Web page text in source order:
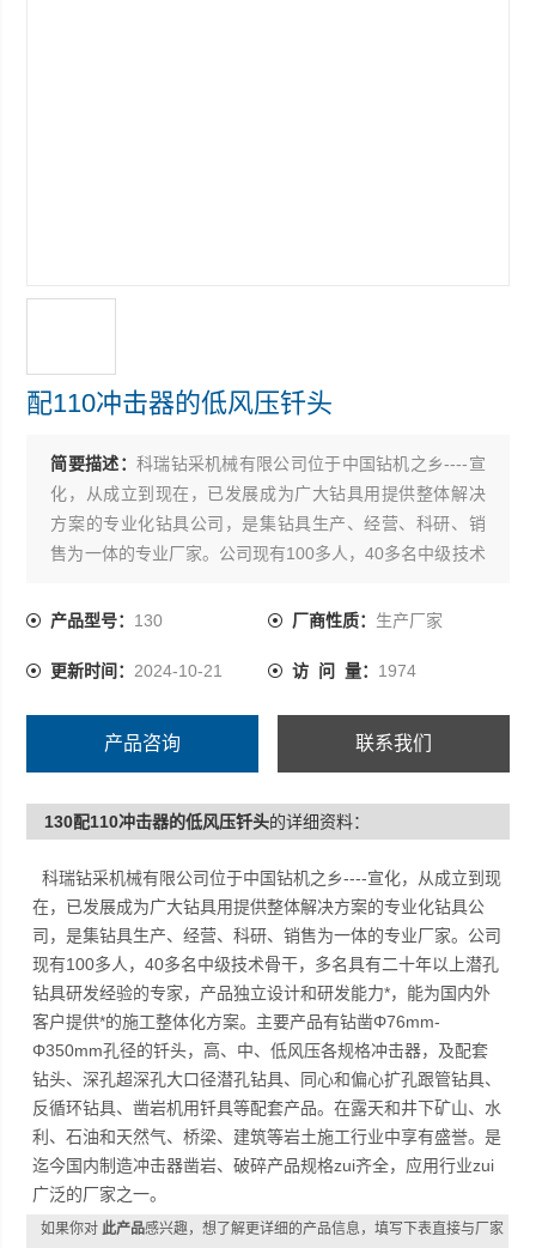
配110冲击器的低风压钎头
简要描述： 科瑞钻采机械有限公司位于中国钻机之乡----宣
化，从成立到现在，已发展成为广大钻具用提供整体解决
方案的专业化钻具公司，是集钻具生产、经营、科研、销
售为一体的专业厂家。公司现有100多人，40多名中级技术
品独立设计和研发能力*，能为国内外客户提供*的施工整体
高、中、低风压各规格冲击器，及配套钻头、深孔超深孔
具、凿岩机用钎具等配套产品。在露天和井下矿山、水
用行业Z广泛的厂家之一。
产品型号： 130 厂商性质： 生产厂家
更新时间： 2024-10-21 访 问 量： 1974
产品咨询 联系我们
130配110冲击器的低风压钎头的详细资料：
科瑞钻采机械有限公司位于中国钻机之乡----宣化，从成立到现
在，已发展成为广大钻具用提供整体解决方案的专业化钻具公
司，是集钻具生产、经营、科研、销售为一体的专业厂家。公司
现有100多人，40多名中级技术骨干，多名具有二十年以上潜孔
钻具研发经验的专家，产品独立设计和研发能力*，能为国内外
客户提供*的施工整体化方案。主要产品有钻凿Φ76mm-
Φ350mm孔径的钎头，高、中、低风压各规格冲击器，及配套
钻头、深孔超深孔大口径潜孔钻具、同心和偏心扩孔跟管钻具、
反循环钻具、凿岩机用钎具等配套产品。在露天和井下矿山、水
利、石油和天然气、桥梁、建筑等岩土施工行业中享有盛誉。是
迄今国内制造冲击器凿岩、破碎产品规格zui齐全，应用行业zui
广泛的厂家之一。
如果你对此产品感兴趣，想了解更详细的产品信息，填写下表直接与厂家